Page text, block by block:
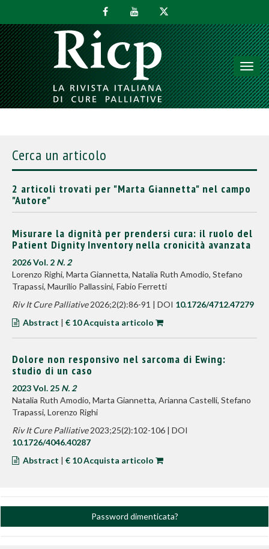
Cerca un articolo
2 articoli trovati per "Marta Giannetta" nel campo
"Autore"
Misurare la dignità per prendersi cura: il ruolo del
Patient Dignity Inventory nella cronicità avanzata
2026 Vol. 2 N. 2
Lorenzo Righi, Marta Giannetta, Natalia Ruth Amodio, Stefano
Trapassi, Maurilio Pallassini, Fabio Ferretti
Riv It Cure Palliative2026;2(2):86-91 | DOI 10.1726/4712.47279
Abstract | € 10 Acquista articolo
Dolore non responsivo nel sarcoma di Ewing:
studio di un caso
2023 Vol. 25 N. 2
Natalia Ruth Amodio, Marta Giannetta, Arianna Castelli, Stefano
Trapassi, Lorenzo Righi
Riv It Cure Palliative2023;25(2):102-106 | DOI
10.1726/4046.40287
Abstract | € 10 Acquista articolo
Password dimenticata?